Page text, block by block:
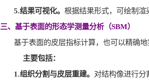
5.结果可视化。 根据结果形式，可绘制渲
三、基于表面的形态学测量分析（SBM）
基于表面的皮层指标计算，也可以精确地
主要包括：
1.组织分割与皮层重建。 对结构像进行分